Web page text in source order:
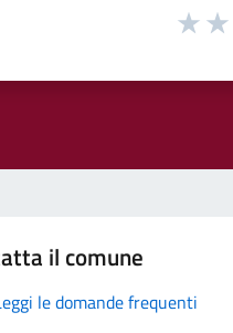
il comune
le domande frequenti